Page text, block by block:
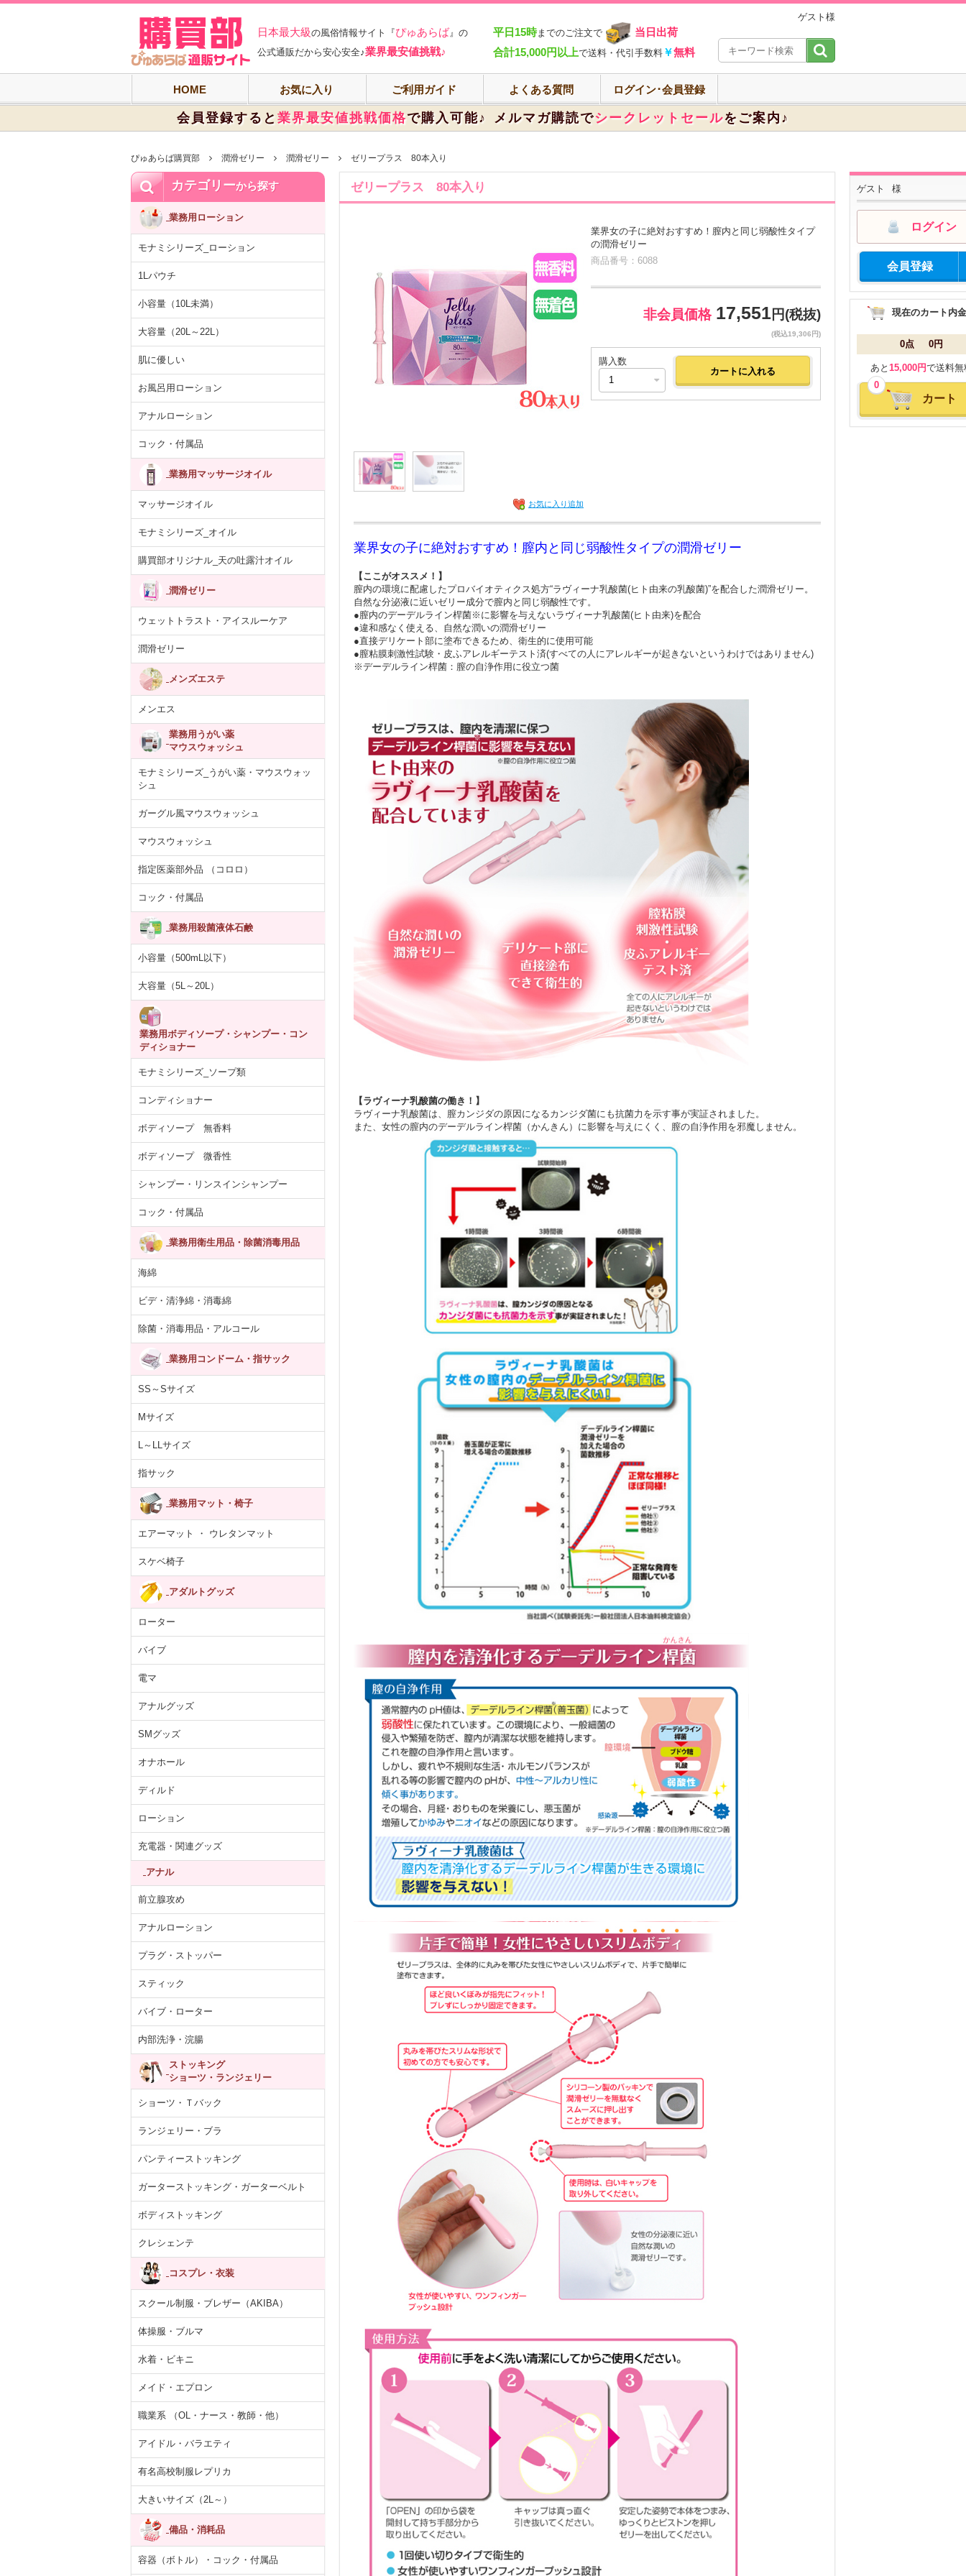
ゲスト様
日本最大級の風俗情報サイト『ぴゅあらば』の
公式通販だから安心安全♪業界最安値挑戦♪
平日15時までのご注文で
当日出荷
合計15,000円以上で送料・代引手数料 ￥無料
HOME お気に入り ご利用ガイド よくある質問 ログイン･会員登録
会員登録すると 業界最安値挑戦価格で購入可能♪ メルマガ購読でシークレットセールをご案内♪
ぴゅあらば購買部 潤滑ゼリー 潤滑ゼリー ゼリープラス 80本入り
ゲスト 様
ログイン
会員登録
現在のカート内
0点 0円
あと 15,000円で送料無
0
カート
カテゴリーから探す
業務用ローション
モナミシリーズ_ローション
1Lパウチ
小容量（10L未満）
大容量（20L～22L）
肌に優しい
お風呂用ローション
アナルローション
コック・付属品
業務用マッサージオイル
マッサージオイル
モナミシリーズ_オイル
購買部オリジナル_天の吐露汁オイル
潤滑ゼリー
ウェットトラスト・アイスルーケア
潤滑ゼリー
メンズエステ
メンエス
業務用うがい薬
マウスウォッシュ
モナミシリーズ_うがい薬・マウスウォッ
シュ
ガーグル風マウスウォッシュ
マウスウォッシュ
指定医薬部外品 （コロロ）
コック・付属品
業務用殺菌液体石鹸
小容量（500mL以下）
大容量（5L～20L）
業務用ボディソープ・シャンプー・コン
ディショナー
モナミシリーズ_ソープ類
コンディショナー
ボディソープ 無香料
ボディソープ 微香性
シャンプー・リンスインシャンプー
コック・付属品
業務用衛生用品・除菌消毒用品
海綿
ビデ・清浄綿・消毒綿
除菌・消毒用品・アルコール
業務用コンドーム・指サック
SS～Sサイズ
Mサイズ
L～LLサイズ
指サック
業務用マット・椅子
エアーマット ・ ウレタンマット
スケベ椅子
アダルトグッズ
ローター
バイブ
電マ
アナルグッズ
SMグッズ
オナホール
ディルド
ローション
充電器・関連グッズ
アナル
前立腺攻め
アナルローション
プラグ・ストッパー
スティック
バイブ・ローター
内部洗浄・浣腸
ストッキング
ショーツ・ランジェリー
ショーツ・Ｔバック
ランジェリー・ブラ
パンティーストッキング
ガーターストッキング・ガーターベルト
ボディストッキング
クレシェンテ
コスプレ・衣装
スクール制服・ブレザー（AKIBA）
体操服・ブルマ
水着・ビキニ
メイド・エプロン
職業系 （OL・ナース・教師・他）
アイドル・バラエティ
有名高校制服レプリカ
大きいサイズ（2L～）
備品・消耗品
容器（ボトル）・コック・付属品
ゼリープラス 80本入り
お気に入り追加
業界女の子に絶対おすすめ！膣内と同じ弱酸性タイプ
の潤滑ゼリー
商品番号：6088
非会員価格 17,551円(税抜)
(税込19,306円)
購入数
業界女の子に絶対おすすめ！膣内と同じ弱酸性タイプの潤滑ゼリー
【ここがオススメ！】
膣内の環境に配慮したプロバイオティクス処方“ラヴィーナ乳酸菌(ヒト由来の乳酸菌)”を配合した潤滑ゼリー。
自然な分泌液に近いゼリー成分で膣内と同じ弱酸性です。
●膣内のデーデルライン桿菌※に影響を与えないラヴィーナ乳酸菌(ヒト由来)を配合
●違和感なく使える、自然な潤いの潤滑ゼリー
●直接デリケート部に塗布できるため、衛生的に使用可能
●膣粘膜刺激性試験・皮ふアレルギーテスト済(すべての人にアレルギーが起きないというわけではありません)
※デーデルライン桿菌：膣の自浄作用に役立つ菌
【ラヴィーナ乳酸菌の働き！】
ラヴィーナ乳酸菌は、膣カンジダの原因になるカンジダ菌にも抗菌力を示す事が実証されました。
また、女性の膣内のデーデルライン桿菌（かんきん）に影響を与えにくく、膣の自浄作用を邪魔しません。